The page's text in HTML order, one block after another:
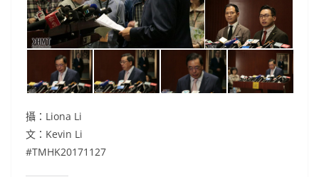
攝：Liona Li
文：Kevin Li
#TMHK20171127